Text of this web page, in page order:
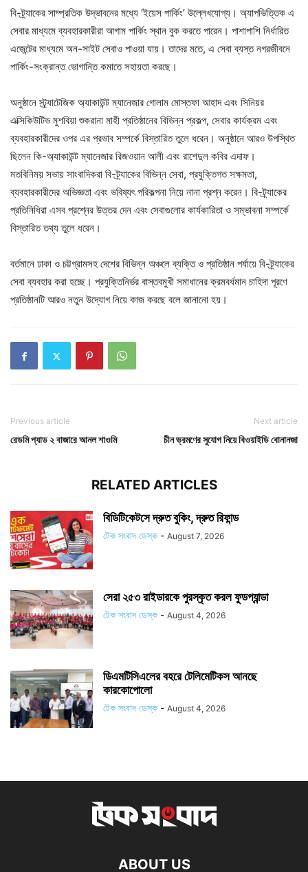
বি-ট্র্যাকের সাম্প্রতিক উদ্ভাবনের মধ্যে ‘ইয়েস পার্কিং’ উল্লেখযোগ্য। অ্যাপভিত্তিক এ
সেবার মাধ্যমে ব্যবহারকারীরা আগাম পার্কিং স্থান বুক করতে পারেন। পাশাপাশি নির্ধারিত
এজেন্টের মাধ্যমে অন-সাইট সেবাও পাওয়া যায়। তাদের মতে, এ সেবা ব্যস্ত নগরজীবনে
পার্কিং-সংক্রান্ত ভোগান্তি কমাতে সহায়তা করছে।
অনুষ্ঠানে স্ট্র্যাটেজিক অ্যাকাউন্ট ম্যানেজার গোলাম মোস্তফা আহাদ এবং সিনিয়র
এক্সিকিউটিভ মুশবিয়া শুকরানা মাহী প্রতিষ্ঠানের বিভিন্ন প্রকল্প, সেবার কার্যক্রম এবং
ব্যবহারকারীদের ওপর এর প্রভাব সম্পর্কে বিস্তারিত তুলে ধরেন। অনুষ্ঠানে আরও উপস্থিত
ছিলেন কি-অ্যাকাউন্ট ম্যানেজার রিজওয়ান আলী এবং রাশেদুল কবির এদাফ।
মতবিনিময় সভায় সাংবাদিকরা বি-ট্র্যাকের বিভিন্ন সেবা, প্রযুক্তিগত সক্ষমতা,
ব্যবহারকারীদের অভিজ্ঞতা এবং ভবিষ্যৎ পরিকল্পনা নিয়ে নানা প্রশ্ন করেন। বি-ট্র্যাকের
প্রতিনিধিরা এসব প্রশ্নের উত্তর দেন এবং সেবাগুলোর কার্যকারিতা ও সম্ভাবনা সম্পর্কে
বিস্তারিত তথ্য তুলে ধরেন।
বর্তমানে ঢাকা ও চট্টগ্রামসহ দেশের বিভিন্ন অঞ্চলে ব্যক্তি ও প্রতিষ্ঠান পর্যায়ে বি-ট্র্যাকের
সেবা ব্যবহার করা হচ্ছে। প্রযুক্তিনির্ভর বাস্তবমুখী সমাধানের ক্রমবর্ধমান চাহিদা পূরণে
প্রতিষ্ঠানটি আরও নতুন উদ্যোগ নিয়ে কাজ করছে বলে জানানো হয়।
Previous article
রেডমি প্যাড ২ বাজারে আনল শাওমি
Next article
চীন ভ্রমণের সুযোগ নিয়ে বিওয়াইডি বোনানজা
RELATED ARTICLES
বিডিটিকেটসে দ্রুত বুকিং, দ্রুত রিফান্ড
টেক সংবাদ ডেস্ক - August 7, 2026
সেরা ২৫৩ রাইডারকে পুরস্কৃত করল ফুডপ্যান্ডা
টেক সংবাদ ডেস্ক - August 4, 2026
ডিএমটিসিএলের বহরে টেলিমেটিকস আনছে
কারকোপোলো
টেক সংবাদ ডেস্ক - August 4, 2026
ABOUT US